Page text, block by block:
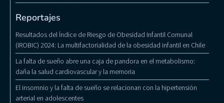
Reportajes
Resultados del Índice de Riesgo de Obesidad Infantil Comunal
(IROBIC) 2024: La multifactorialidad de la obesidad infantil en Chile
La falta de sueño abre una caja de pandora en el metabolismo:
daña la salud cardiovascular y la memoria
El insomnio y la falta de sueño se relacionan con la hipertensión
arterial en adolescentes